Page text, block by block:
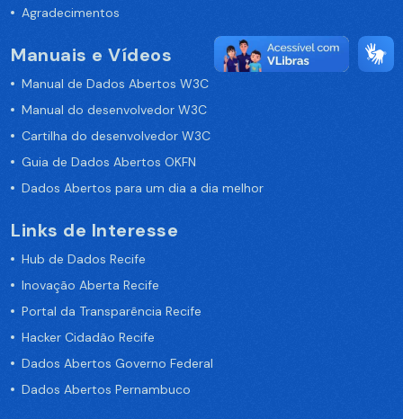
Agradecimentos
Manuais e Vídeos
Manual de Dados Abertos W3C
Manual do desenvolvedor W3C
Cartilha do desenvolvedor W3C
Guia de Dados Abertos OKFN
Dados Abertos para um dia a dia melhor
Links de Interesse
Hub de Dados Recife
Inovação Aberta Recife
Portal da Transparência Recife
Hacker Cidadão Recife
Dados Abertos Governo Federal
Dados Abertos Pernambuco